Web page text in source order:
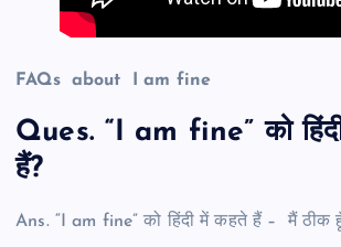
FAQs about I am fine
Ques. “I am fine” को
हैं?
Ans. “I am fine” को हिंदी में कहते हैं – मैं ठीक